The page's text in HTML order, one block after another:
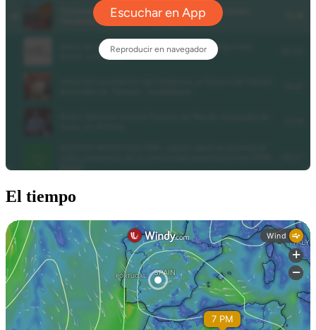
El tiempo